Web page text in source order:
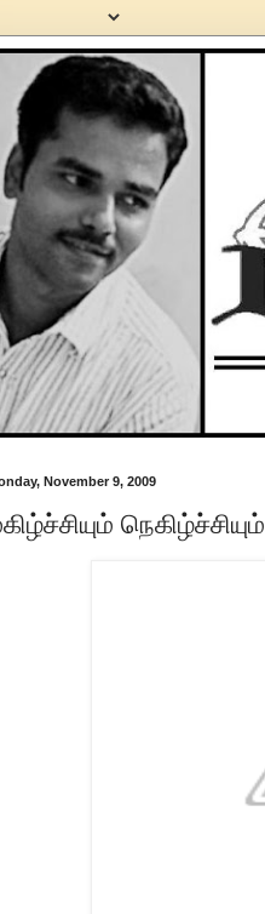
November 9, 2009
நெகிழ்ச்சியும்